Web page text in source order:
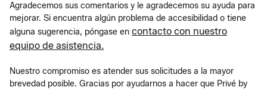
Agradecemos sus comentarios y le agradecemos su ayuda para
mejorar. Si encuentra algún problema de accesibilidad o tiene
alguna sugerencia, póngase en contacto con nuestro
equipo de asistencia.
Nuestro compromiso es atender sus solicitudes a la mayor
brevedad posible. Gracias por ayudarnos a hacer que Privé by